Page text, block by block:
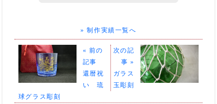
» 制作実績一覧へ
« 前の
記事
還暦祝
い 琉
球グラス彫刻
次の記
事 »
ガラス
玉彫刻